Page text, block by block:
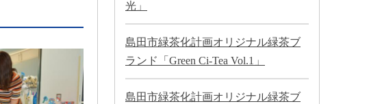
光」
島田市緑茶化計画オリジナル緑茶ブ
ランド「Green Ci-Tea Vol.1」
島田市緑茶化計画オリジナル緑茶ブ